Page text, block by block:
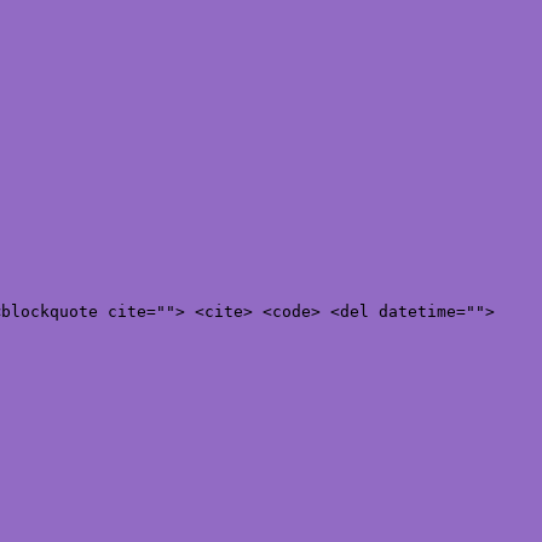
cite=""> <cite> <code> <del datetime="">